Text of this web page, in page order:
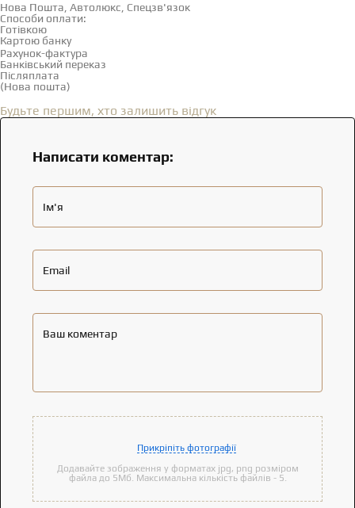
Нова Пошта, Автолюкс, Спецзв'язок
Способи оплати:
Готівкою
Картою банку
Рахунок-фактура
Банківський переказ
Післяплата
(Нова пошта)
Будьте першим, хто залишить відгук
Написати коментар:
Ім'я
Email
Ваш коментар
Прикріпіть фотографії
Додавайте зображення у форматах jpg, png розміром
файла до 5Мб. Максимальна кількість файлів - 5.